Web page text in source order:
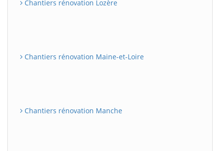
Chantiers rénovation Lozère
Chantiers rénovation Maine-et-Loire
Chantiers rénovation Manche